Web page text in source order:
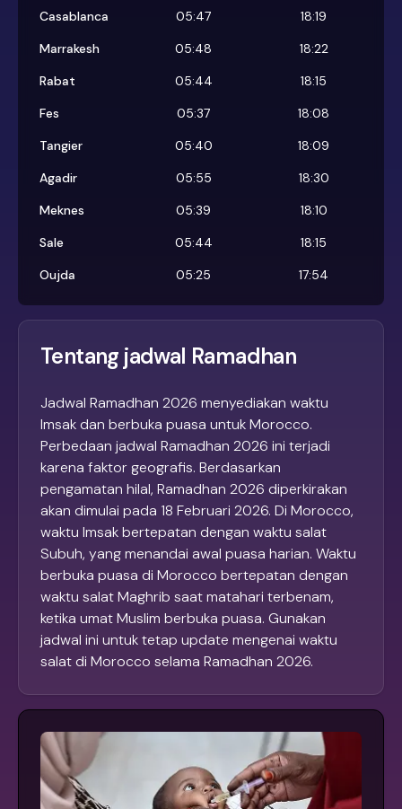
Casablanca 05:47
18:19
Marrakesh
05:48
18:22
Rabat
05:44
18:15
Fes
05:37
18:08
Tangier
05:40
18:09
Agadir
05:55
18:30
Meknes
05:39
18:10
Sale
05:44
18:15
Oujda
05:25 17:54
Tentang jadwal Ramadhan
Jadwal Ramadhan 2026 menyediakan waktu
Imsak dan berbuka puasa untuk Morocco.
Perbedaan jadwal Ramadhan 2026 ini terjadi
karena faktor geografis. Berdasarkan
pengamatan hilal, Ramadhan 2026 diperkirakan
akan dimulai pada 18 Februari 2026. Di Morocco,
waktu Imsak bertepatan dengan waktu salat
Subuh, yang menandai awal puasa harian. Waktu
berbuka puasa di Morocco bertepatan dengan
waktu salat Maghrib saat matahari terbenam,
ketika umat Muslim berbuka puasa. Gunakan
jadwal ini untuk tetap update mengenai waktu
salat di Morocco selama Ramadhan 2026.